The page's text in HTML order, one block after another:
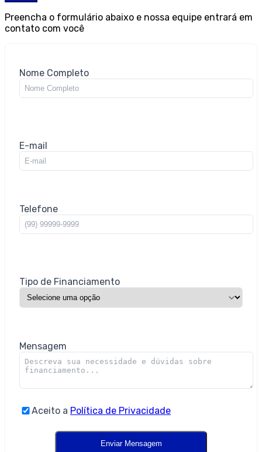
Preencha o formulário abaixo e nossa equipe entrará em
contato com você
Nome Completo
E-mail
Telefone
Tipo de Financiamento
Mensagem
Aceito a Política de Privacidade